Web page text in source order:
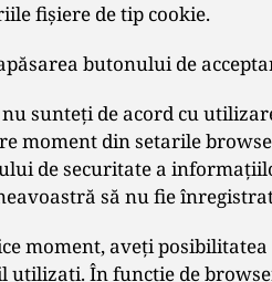
fişiere de tip cookie.
butonului de
nu sunteţi de acord cu
moment din setarile
de securitate a
să nu fie
moment, aveţi
utilizaţi. În functie de